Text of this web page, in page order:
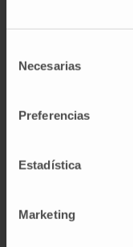
Necesarias
Preferencias
Estadística
Marketing
2021 : titre
En recherche
scientifiques
dans des